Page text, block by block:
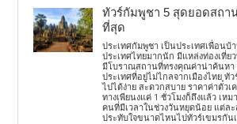
ทัวร์กัมพูชา 5 สุดยอดสถา
ที่สุด
ประเทศกัมพูชา เป็นประเทศเพื่อนบ้
ประเทศไทยมากนัก มีแหล่งท่องเที่ย
มีโบราณสถานที่ทรงคุณค่าน่าค้นหา
ประเทศที่อยู่ไม่ไกลจากเมืองไทย ทั
ไปได้ง่าย สะดวกสบาย ราคาค่าตั๋วเ
ทางเพียนงแค่ 1 ชั่วโมงก็ถึงแล้ว เหม
คนที่มีเวลาในช่วงวันหยุดน้อย แต่ล
ประทับใจขนาดไหนไปทัวร์เขมรกัน